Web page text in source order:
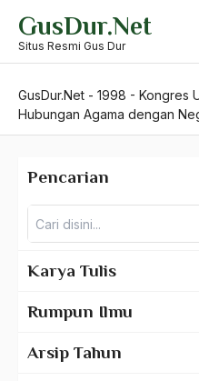
content
GusDur.Net
Situs Resmi Gus Dur
GusDur.Net - 1998 - Kongres
Hubungan Agama dengan
Pencarian
Karya Tulis
Rumpun Ilmu
Arsip Tahun